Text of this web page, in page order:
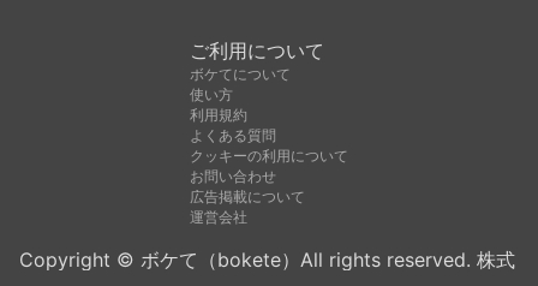
ご利用について
ボケてについて
使い方
利用規約
よくある質問
クッキーの利用について
お問い合わせ
広告掲載について
運営会社
Copyright © ボケて（bokete）All rights reserved. 株式